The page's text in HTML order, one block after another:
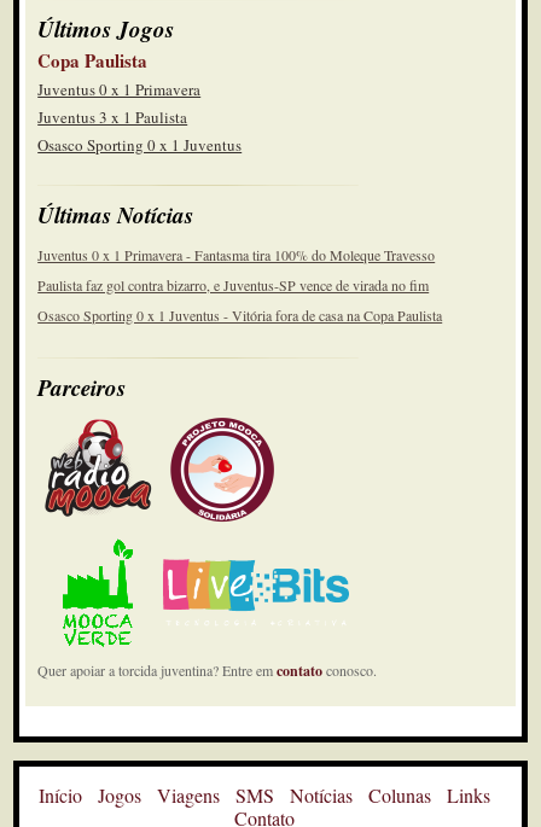
Últimos Jogos
Copa Paulista
Juventus 0 x 1 Primavera
Juventus 3 x 1 Paulista
Osasco Sporting 0 x 1 Juventus
Últimas Notícias
Juventus 0 x 1 Primavera - Fantasma tira 100% do Moleque Travesso
Paulista faz gol contra bizarro, e Juventus-SP vence de virada no fim
Osasco Sporting 0 x 1 Juventus - Vitória fora de casa na Copa Paulista
Parceiros
Quer apoiar a torcida juventina? Entre emcontatoconosco.
Início Jogos Viagens SMS Notícias Colunas
Links
Contato